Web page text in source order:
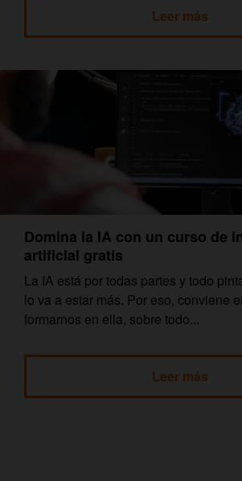
Leer más
Domina la IA con un curso de
artificial gratis
La IA está por todas partes y todo
lo va a estar más. Por eso, conviene
formarnos en ella, sobre todo...
Leer más